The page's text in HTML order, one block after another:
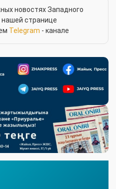
новостях Западного
нашей странице
Telegram - канале